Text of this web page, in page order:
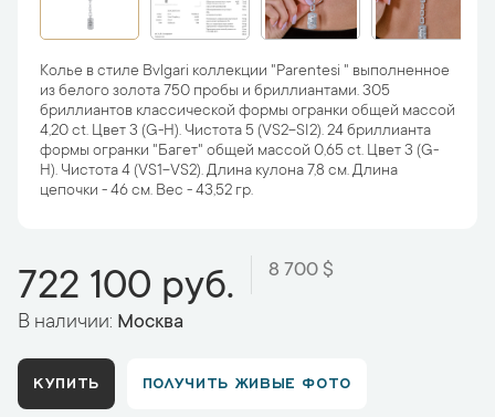
Колье в стиле Bvlgari коллекции "Parentesi " выполненное
из белого золота 750 пробы и бриллиантами. 305
бриллиантов классической формы огранки общей массой
4,20 ct. Цвет 3 (G-H). Чистота 5 (VS2-SI2). 24 бриллианта
формы огранки "Багет" общей массой 0,65 ct. Цвет 3 (G-
H). Чистота 4 (VS1-VS2). Длина кулона 7,8 см. Длина
цепочки - 46 см. Вес - 43,52 гр.
722 100 руб. 8 700 $
В наличии: Москва
КУПИТЬ ПОЛУЧИТЬ ЖИВЫЕ ФОТО